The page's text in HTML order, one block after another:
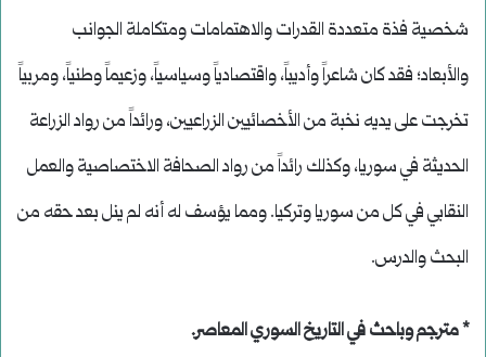
شخصية فذة متعددة القدرات والاهتمامات ومتكاملة الجوانب
والأبعاد؛ فقد كان شاعراً وأديباً، واقتصادياً وسياسياً، وزعيماً وطنياً، ومربياً
تخرجت على يديه نخبة من الأخصائيين الزراعيين، ورائداً من رواد الزراعة
الحديثة في سوريا، وكذلك رائداً من رواد الصحافة الاختصاصية والعمل
النقابي في كل من سوريا وتركيا. ومما يؤسف له أنه لم ينل بعد حقه من
البحث والدرس.
* مترجم وباحث في التاريخ السوري المعاصر.